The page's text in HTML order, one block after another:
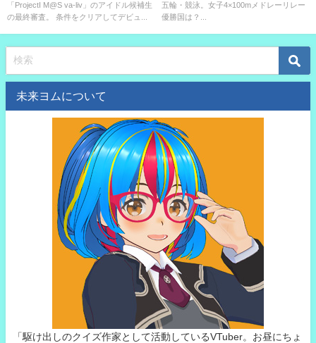
をクリアしてデビュー件を獲得
する候補生は？
「ProjectI M@S va-liv」のアイドル候補生
の最終審査。 条件をクリアしてデビュ...
は？
五輪・競泳。女子4×100mメドレーリレー
優勝国は？...
未来ヨムについて
「駆け出しのクイズ作家として活動しているVTuber。お昼にちょ